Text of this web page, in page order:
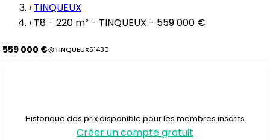
› TINQUEUX
› T8 - 220 m² - TINQUEUX - 559 000 €
559 000 € TINQUEUX51430
Historique des prix disponible pour les membres inscrits
Créer un compte gratuit